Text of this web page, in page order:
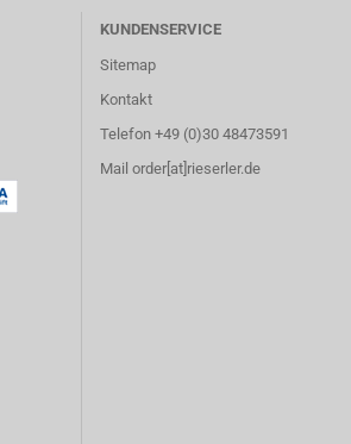
KUNDENSERVICE
Sitemap
Kontakt
Telefon +49 (0)30 48473591
Mail order[at]rieserler.de